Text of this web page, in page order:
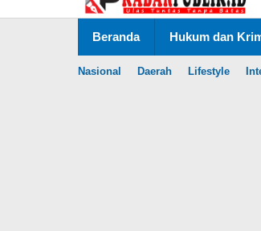
konten
Beranda Hukum dan
Nasional Daerah Lifestyle